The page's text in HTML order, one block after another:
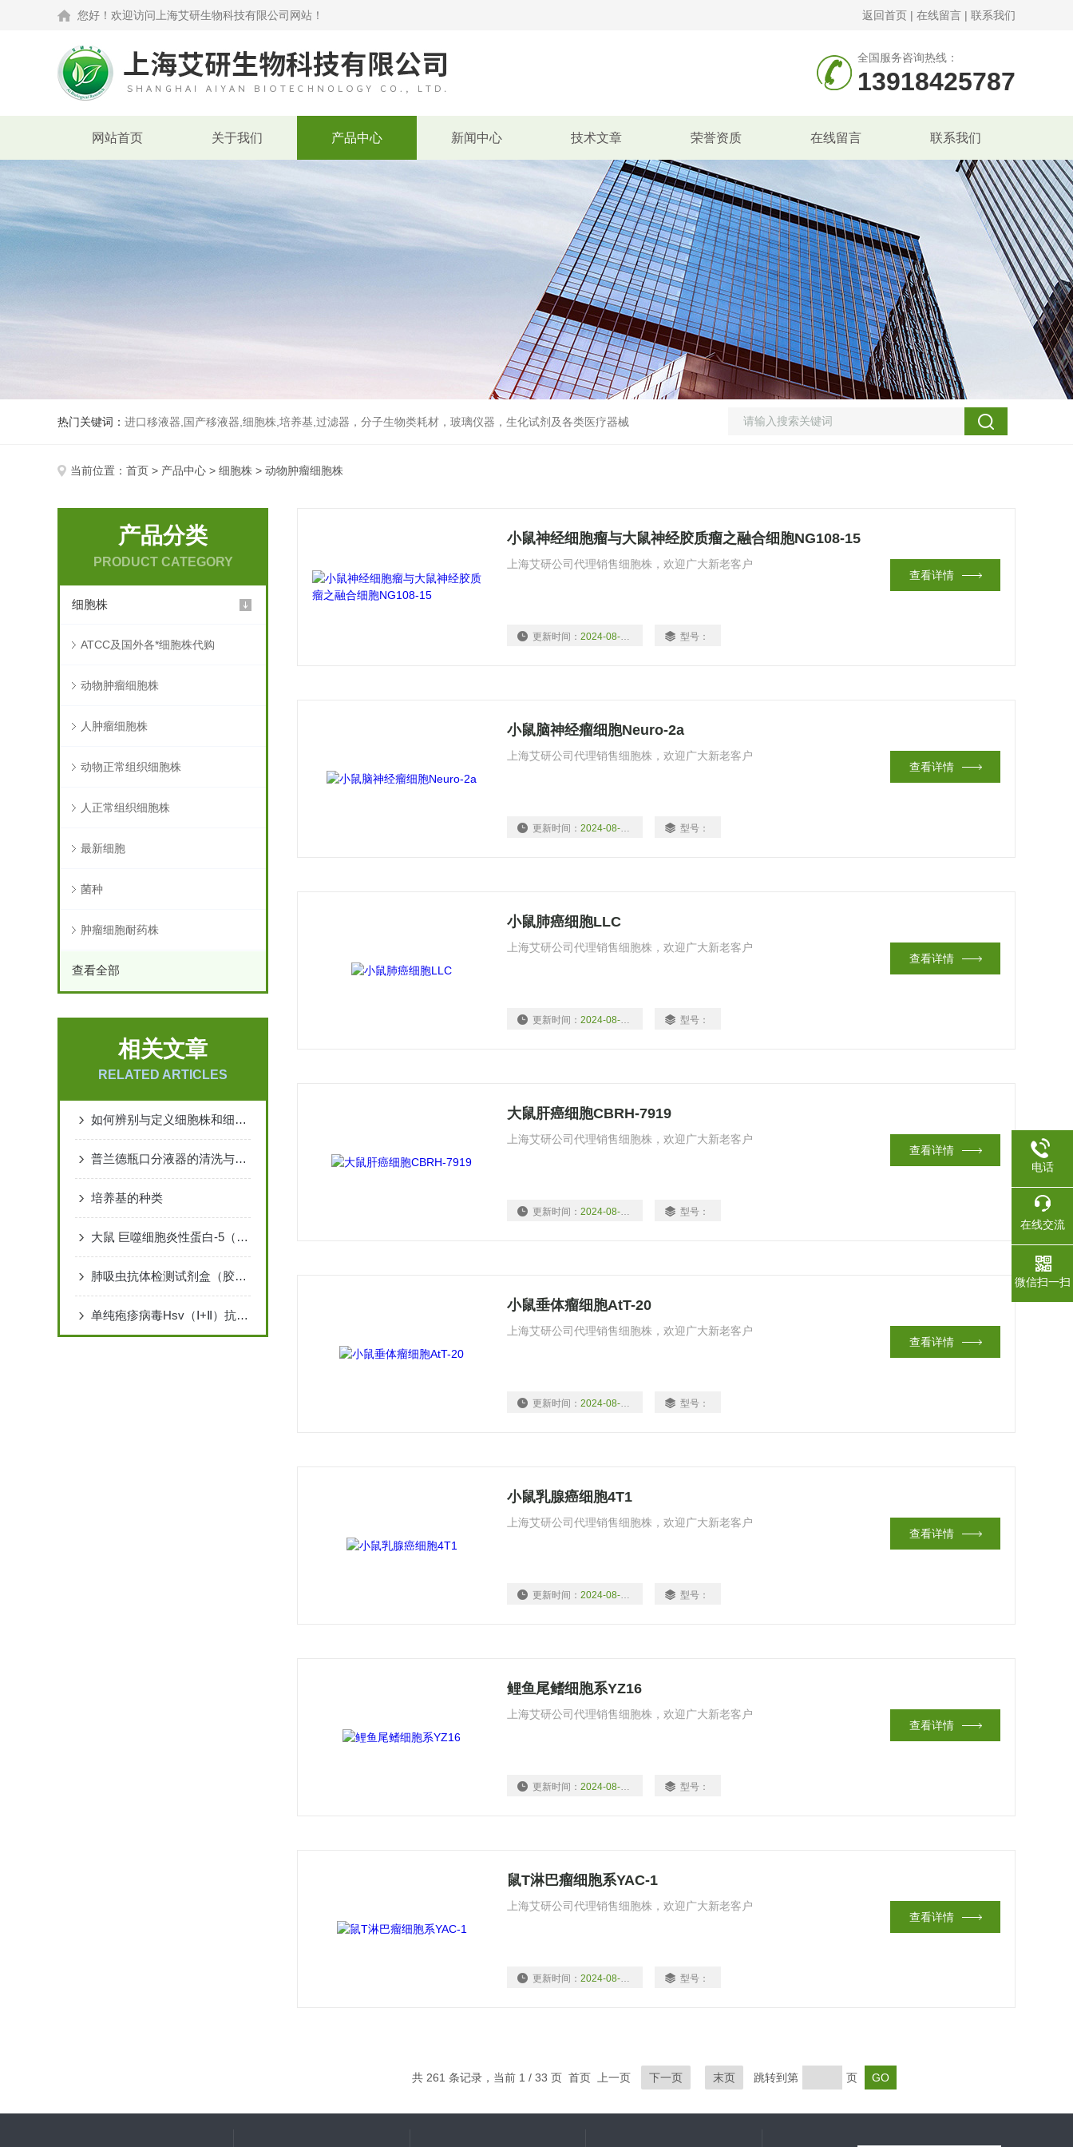
您好！欢迎访问上海艾研生物科技有限公司网站！ 返回首页 | 在线留言 | 联系我们
全国服务咨询热线：
13918425787
网站首页 关于我们 产品中心 新闻中心 技术文章 荣誉资质 在线留言 联系我们
热门关键词： 进口移液器,国产移液器,细胞株,培养基,过滤器，分子生物类耗材，玻璃仪器，生化试剂及各类医疗器械
当前位置： 首页 > 产品中心 > 细胞株 > 动物肿瘤细胞株
产品分类
PRODUCT CATEGORY
细胞株
ATCC及国外各*细胞株代购
动物肿瘤细胞株
人肿瘤细胞株
动物正常组织细胞株
人正常组织细胞株
最新细胞
菌种
肿瘤细胞耐药株
查看全部
相关文章
RELATED ARTICLES
如何辨别与定义细胞株和细胞系
普兰德瓶口分液器的清洗与维护指南说明
培养基的种类
大鼠 巨噬细胞炎性蛋白-5（MIP-5）ELISA 检测试剂盒说明书
肺吸虫抗体检测试剂盒（胶体金法）
单纯疱疹病毒Hsv（Ⅰ+Ⅱ）抗体检测试剂盒（胶体金法）
小鼠神经细胞瘤与大鼠神经胶质瘤之融合细胞NG108-15
上海艾研公司代理销售细胞株，欢迎广大新老客户
更新时间：2024-08-13 型号：
查看详情
小鼠脑神经瘤细胞Neuro-2a
上海艾研公司代理销售细胞株，欢迎广大新老客户
更新时间：2024-08-13 型号：
查看详情
小鼠肺癌细胞LLC
上海艾研公司代理销售细胞株，欢迎广大新老客户
更新时间：2024-08-13 型号：
查看详情
大鼠肝癌细胞CBRH-7919
上海艾研公司代理销售细胞株，欢迎广大新老客户
更新时间：2024-08-13 型号：
查看详情
小鼠垂体瘤细胞AtT-20
上海艾研公司代理销售细胞株，欢迎广大新老客户
更新时间：2024-08-13 型号：
查看详情
小鼠乳腺癌细胞4T1
上海艾研公司代理销售细胞株，欢迎广大新老客户
更新时间：2024-08-13 型号：
查看详情
鲤鱼尾鳍细胞系YZ16
上海艾研公司代理销售细胞株，欢迎广大新老客户
更新时间：2024-08-13 型号：
查看详情
鼠T淋巴瘤细胞系YAC-1
上海艾研公司代理销售细胞株，欢迎广大新老客户
更新时间：2024-08-13 型号：
查看详情
共 261 条记录，当前 1 / 33 页 首页 上一页 下一页 末页 跳转到第 页
电话
在线交流
微信扫一扫